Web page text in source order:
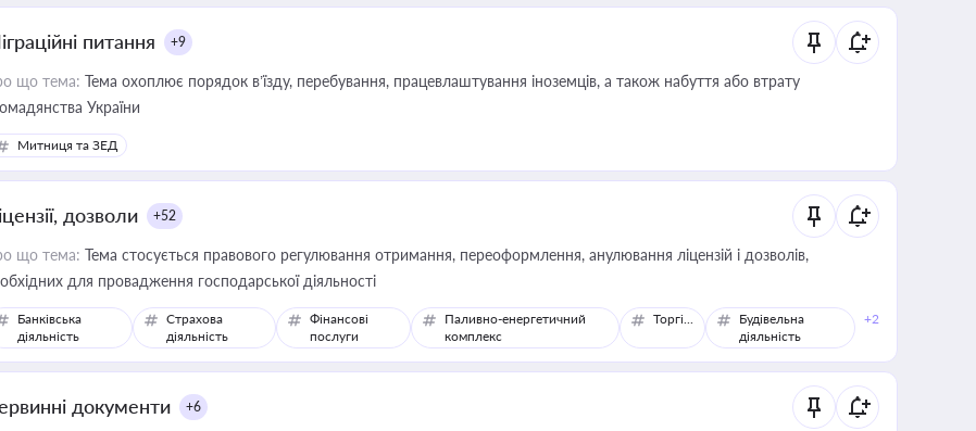
питання +9
що тема: Тема охоплює порядок в’їзду, перебування, працевлаштування іноземців, а також набуття або втрату
України
Митниця та ЗЕД
дозволи +52
що тема: Тема стосується правового регулювання отримання, переоформлення, анулювання ліцензій і дозволів,
для провадження господарської діяльності
Банківська
діяльність
Страхова
діяльність
Фінансові
послуги
Паливно-енергетичний
комплекс
Торгівля
Будівельна
діяльність
+2
документи +6